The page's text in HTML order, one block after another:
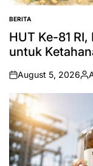
POSTED
IN
BERITA
HUT Ke-81
untuk
on
August 5, 2026
by